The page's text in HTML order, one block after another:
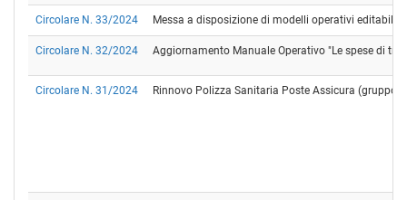
Circolare N. 33/2024 Messa a disposizione di modelli operativi editabili
Circolare N. 32/2024 Aggiornamento Manuale Operativo "Le spese di
Circolare N. 31/2024 Rinnovo Polizza Sanitaria Poste Assicura (gruppo